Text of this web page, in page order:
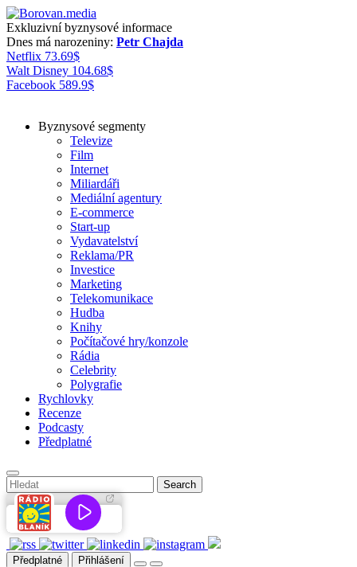
Exkluzivní byznysové informace
Dnes má narozeniny: Petr Chajda
Netflix 73.69$
Walt Disney 104.68$
Facebook 589.9$
Byznysové segmenty
Televize
Film
Internet
Miliardáři
Mediální agentury
E-commerce
Start-up
Vydavatelství
Reklama/PR
Investice
Marketing
Telekomunikace
Hudba
Knihy
Počítačové hry/konzole
Rádia
Celebrity
Polygrafie
Rychlovky
Recenze
Podcasty
Předplatné
Předplatné Přihlášení